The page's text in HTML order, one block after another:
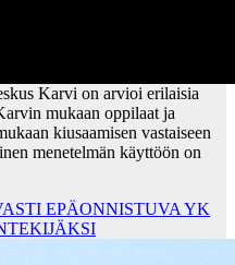
Karvi on arvioi erilaisia
mukaan oppilaat ja
kiusaamisen vastaiseen
menetelmän käyttöön on
EPÄONNISTUVA YK